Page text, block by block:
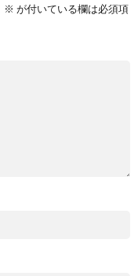
※ が付いている欄は必須項